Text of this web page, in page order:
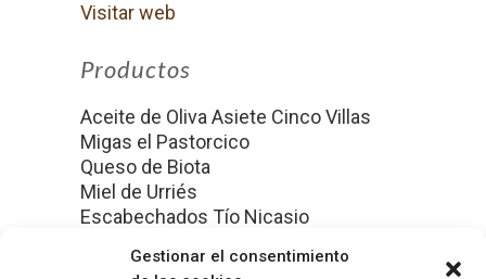
Gestionar el consentimiento
Visitar web
Productos
Aceite de Oliva Asiete Cinco Villas
Migas el Pastorcico
Queso de Biota
Miel de Urriés
Escabechados Tío Nicasio